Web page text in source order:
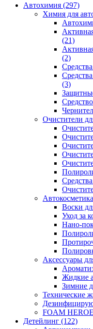
Автохимия (297)
Химия для
(21)
(2)
(3)
Очистители
Воски
Уход за
Нано-
Аксессуары
Жидкие
Зимние
Технические
FOAM
Детейлинг (122)